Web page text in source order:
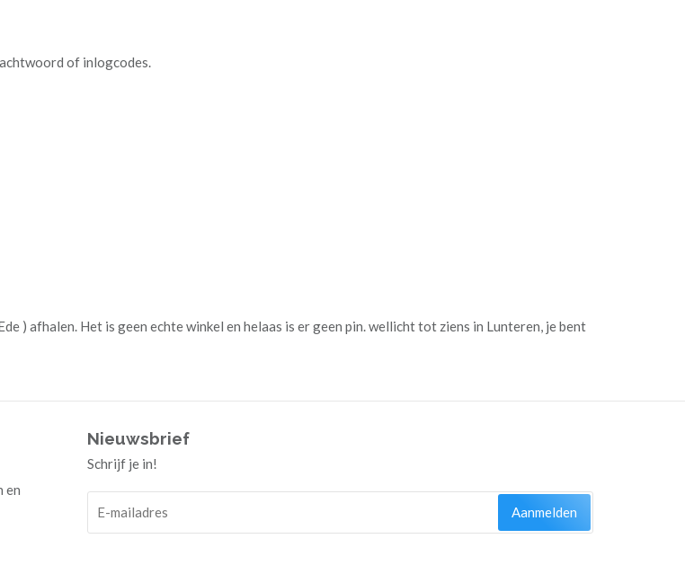
of inlogcodes.
) afhalen. Het is geen echte winkel en helaas is er geen pin. wellicht tot ziens in Lunteren, je bent
en
Nieuwsbrief
Schrijf je in!
Aanmelden